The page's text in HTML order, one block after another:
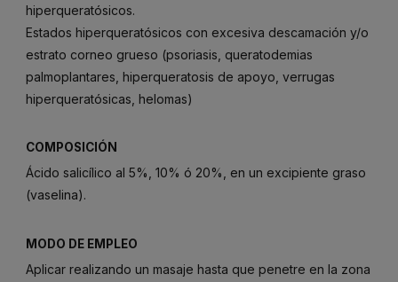
hiperqueratósicos.
Estados hiperqueratósicos con excesiva descamación y/o
estrato corneo grueso (psoriasis, queratodemias
palmoplantares, hiperqueratosis de apoyo, verrugas
hiperqueratósicas, helomas)
COMPOSICIÓN
Ácido salicílico al 5%, 10% ó 20%, en un excipiente graso
(vaselina).
MODO DE EMPLEO
Aplicar realizando un masaje hasta que penetre en la zona